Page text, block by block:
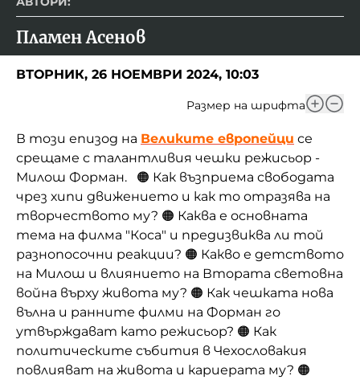
Пламен Асенов
ВТОРНИК, 26 НОЕМВРИ 2024, 10:03
Размер на шрифта
В този епизод на Великите европейци се
срещаме с талантливия чешки режисьор -
Милош Форман. 🟠 Как възприема свободата
чрез хипи движението и как то отразява на
творчеството му? 🟠 Каква е основната
тема на филма "Коса" и предизвиква ли той
разнопосочни реакции? 🟠 Какво е детството
на Милош и влиянието на Втората световна
война върху живота му? 🟠 Как чешката нова
вълна и ранните филми на Форман го
утвърждават като режисьор? 🟠 Как
политическите събития в Чехословакия
повлияват на живота и кариерата му? 🟠